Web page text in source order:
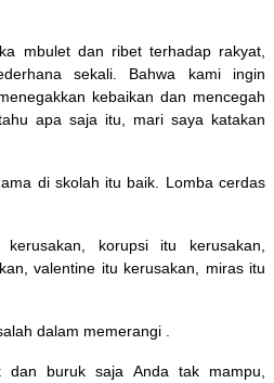
mbulet dan ribet terhadap rakyat,
sekali. Bahwa kami ingin
kebaikan dan mencegah
apa saja itu, mari saya katakan
di skolah itu baik. Lomba cerdas
korupsi itu kerusakan,
valentine itu kerusakan, miras itu
dalam memerangi .
dan buruk saja Anda tak mampu,